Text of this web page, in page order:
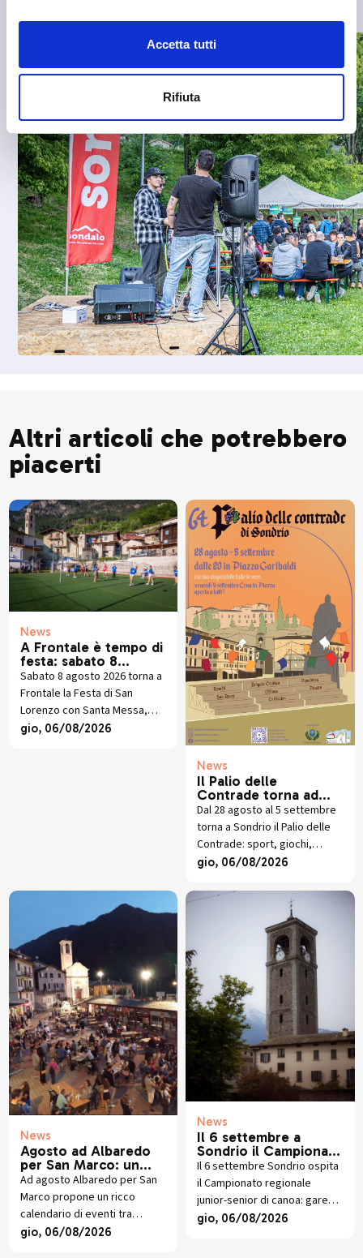
Accetta tutti
Rifiuta
Altri articoli che potrebbero
piacerti
News
A Frontale è tempo di
festa: sabato 8
agosto torna la
tradizionale festa
patronale di San
Lorenzo
Sabato 8 agosto 2026 torna a
Frontale la Festa di San
Lorenzo con Santa Messa,
torneo di pallavolo, cucina
gio, 06/08/2026
News
Il Palio delle
Contrade torna ad
animare Sondrio
Dal 28 agosto al 5 settembre
torna a Sondrio il Palio delle
Contrade: sport, giochi,
socialità e sfide in Piazza
edizione.
gio, 06/08/2026
News
Agosto ad Albaredo
per San Marco: un
mese di eventi tra
musica, natura,
cinema, magia e
tradizioni
Ad agosto Albaredo per San
Marco propone un ricco
calendario di eventi tra
musica, magia, cinema,
gio, 06/08/2026
News
Il 6 settembre a
Sondrio il Campionato
Regionale di Canoa
Il 6 settembre Sondrio ospita
il Campionato regionale
junior-senior di canoa: gare
sprint sull'Adda davanti al
gio, 06/08/2026